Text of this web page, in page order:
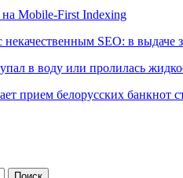
на Mobile-First Indexing
некачественным SEO: в
в воду или пролилась
прием белорусских банкнот